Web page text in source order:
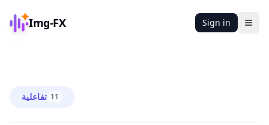
Img-FX Sign in
تفاعلية 11